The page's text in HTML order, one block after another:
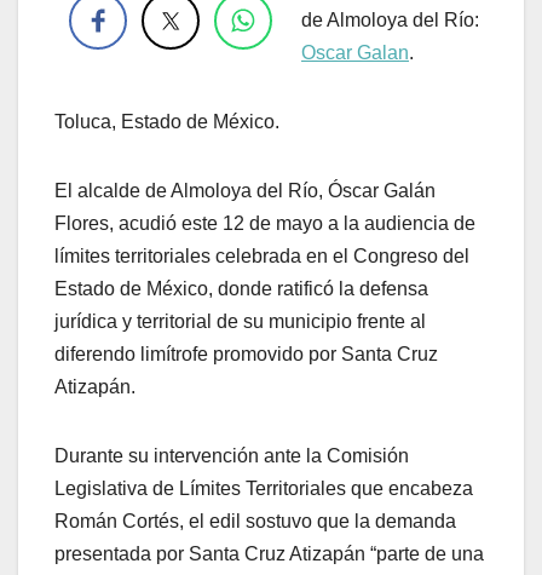
de Almoloya del Río:
Oscar Galan.
Toluca, Estado de México.
El alcalde de Almoloya del Río, Óscar Galán
Flores, acudió este 12 de mayo a la audiencia de
límites territoriales celebrada en el Congreso del
Estado de México, donde ratificó la defensa
jurídica y territorial de su municipio frente al
diferendo limítrofe promovido por Santa Cruz
Atizapán.
Durante su intervención ante la Comisión
Legislativa de Límites Territoriales que encabeza
Román Cortés, el edil sostuvo que la demanda
presentada por Santa Cruz Atizapán “parte de una